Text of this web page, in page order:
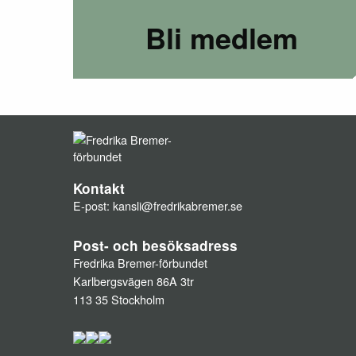
Bli medlem
Kontakt
E-post: kansli@fredrikabremer.se
Post- och besöksadress
Fredrika Bremer-förbundet
Karlbergsvägen 86A 3tr
113 35 Stockholm